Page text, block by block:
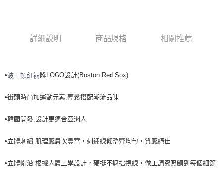
全家取貨<不支援離島取退>
7-11取貨付款<未取貨列黑名單/不支援離島取退>
每筆NT$60，滿NT$499(含以上)免運費
宅配滿699免運
詳細說明 商品規格 相關推薦
•波士頓紅襪隊LOGO設計(Boston Red Sox)
•街頭時尚加運動元素,輕鬆搭配潮流品味
•韓國開發,設計更適合亞洲人
•立體刺繡:肌理感層次豐富，刺繡線條整齊均勻，質感絕佳
•立體帽沿:根據人體工學設計，硬挺不遮擋視線，做工講究照顧到每個細節